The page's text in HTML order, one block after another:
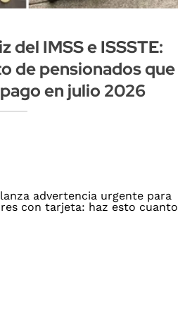
del IMSS e ISSSTE:
de pensionados que
en julio 2026